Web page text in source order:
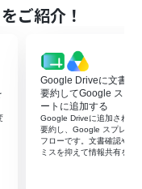
スプレッドシートを
シートを選択し、
ョンを設定します
設定し、特定の条件
むようにします
の「フォルダを作
レッドシートの情報を
ご紹介！
Google Driveに文書が
要約してGoogle スプ
ートに追加する
Google Driveに追加された
要約し、Google スプレッ
フローです。文書確認や転
ミスを抑えて情報共有を早